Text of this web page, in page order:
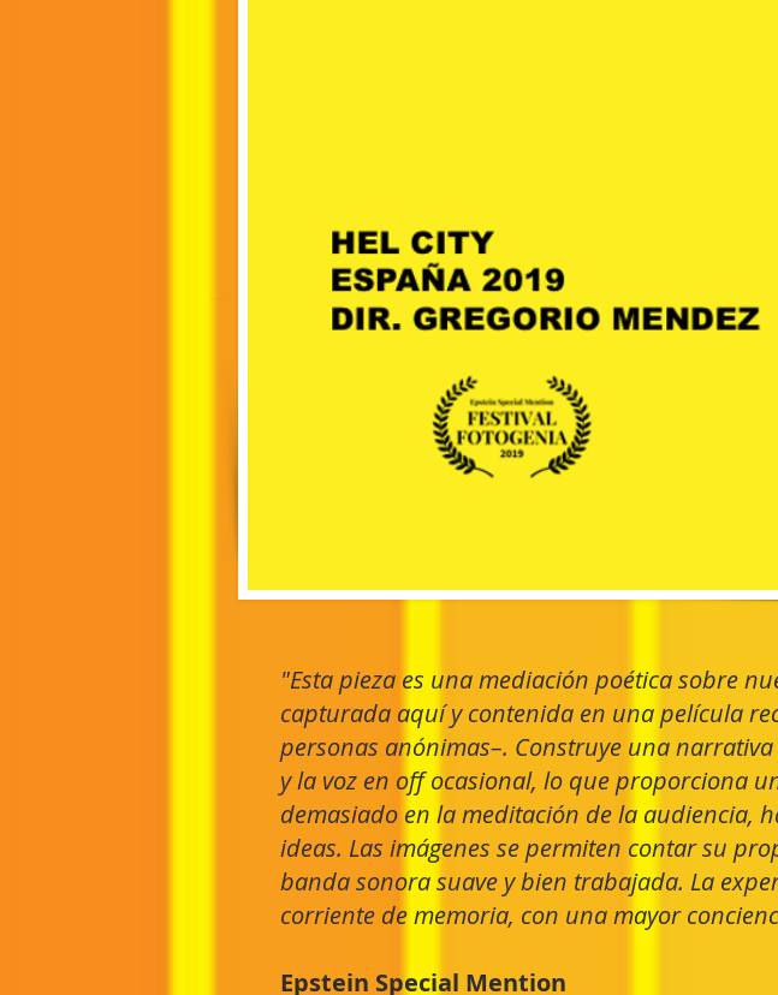
"Esta pieza es una mediación poética sobre
capturada aquí y contenida en una película
personas anónimas–. Construye una
y la voz en off ocasional, lo que proporciona
demasiado en la meditación de la audiencia,
ideas. Las imágenes se permiten contar su
banda sonora suave y bien trabajada. La
corriente de memoria, con una mayor
Epstein Special Mention